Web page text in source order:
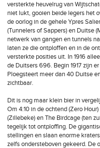
versterkte heuvelrug van
niet lukt, gooien beide legers het
de oorlog in de gehele Ypres
(Tunnelers of Sappers) en Duitse
netwerk van gangen en tunnels
laten ze die ontploffen en in de
versterkte posities uit. In 1916
de Duitsers 696. Begin 1917 zijn
Ploegsteert meer dan 40 Duitse
zichtbaar.
Dit is nog maar klein bier in
Om 4:10 in de ochtend (Zero
(Zillebeke) en The Birdcage (ten
tegelijk tot ontploffing. De
stellingen en slaan enorme
zelfs ondersteboven gekeerd. De